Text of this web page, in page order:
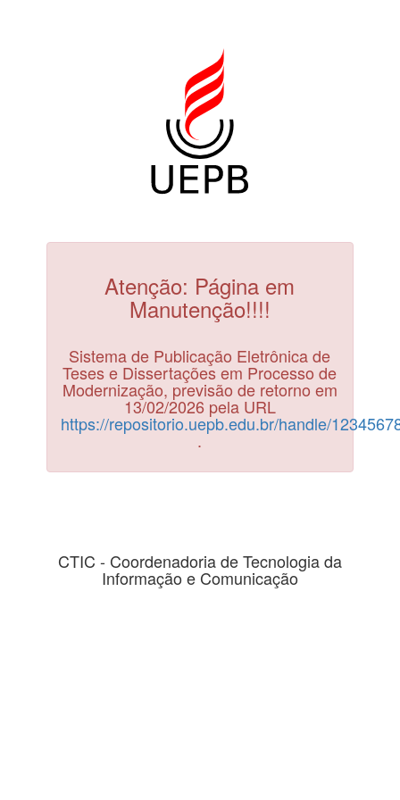
Atenção: Página em
Manutenção!!!!
Sistema de Publicação Eletrônica de
Teses e Dissertações em Processo de
Modernização, previsão de retorno em
13/02/2026 pela URL
https://repositorio.uepb.edu.br/handle/
.
CTIC - Coordenadoria de Tecnologia da
Informação e Comunicação